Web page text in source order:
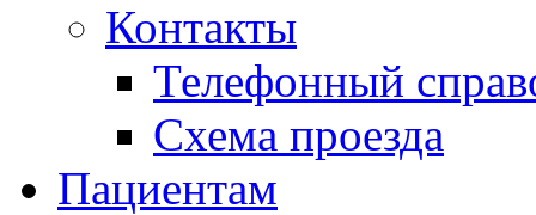
Контакты
Телефонный
Схема проезда
Пациентам